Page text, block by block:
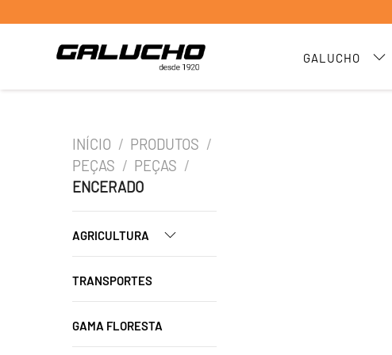
GALUCHO
INÍCIO / PRODUTOS /
PEÇAS / PEÇAS /
ENCERADO
AGRICULTURA
TRANSPORTES
GAMA FLORESTA